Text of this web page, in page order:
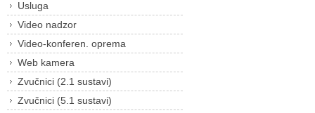
Usluga
Video nadzor
Video-konferen. oprema
Web kamera
Zvučnici (2.1 sustavi)
Zvučnici (5.1 sustavi)